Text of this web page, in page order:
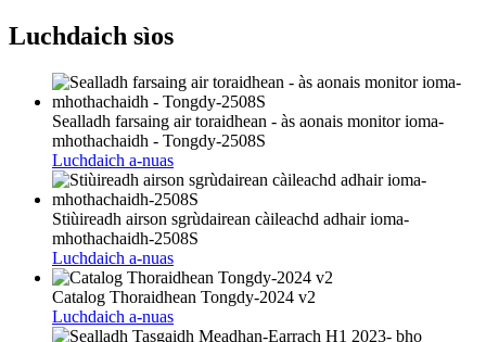
Luchdaich sìos
Sealladh farsaing air toraidhean - às aonais monitor ioma-
mhothachaidh - Tongdy-2508S
Luchdaich a-nuas
Stiùireadh airson sgrùdairean càileachd adhair ioma-
mhothachaidh-2508S
Luchdaich a-nuas
Catalog Thoraidhean Tongdy-2024 v2
Luchdaich a-nuas